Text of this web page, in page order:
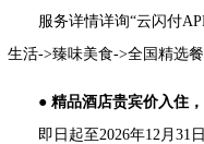
服务详情详询“云闪付
生活->臻味美食->全国精选
● 精品酒店贵宾价入住
即日起至2026年12月31日